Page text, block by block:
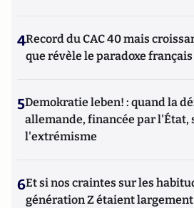
4Record du CAC 40 mais
que révèle le paradoxe français
5Demokratie leben! : quand la
allemande, financée par l'État,
l'extrémisme
6Et si nos craintes sur les
génération Z étaient